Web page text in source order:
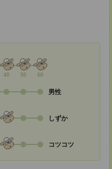
40 50 60
男性
しずか
コツコツ